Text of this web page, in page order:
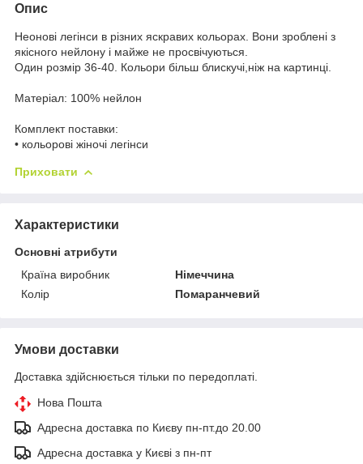
Опис
Неонові легінси в різних яскравих кольорах. Вони зроблені з
якісного нейлону і майже не просвічуються.
Один розмір 36-40. Кольори більш блискучі,ніж на картинці.
Матеріал: 100% нейлон
Комплект поставки:
• кольорові жіночі легінси
Приховати
Характеристики
Основні атрибути
Країна виробник
Німеччина
Колір
Помаранчевий
Умови доставки
Доставка здійснюється тільки по передоплаті.
Нова Пошта
Адресна доставка по Києву пн-пт.до 20.00
Адресна доставка у Києві з пн-пт